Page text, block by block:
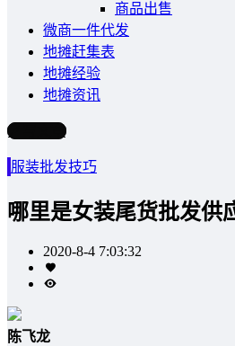
商品出售
微商一件代发
地摊赶集表
地摊经验
地摊资讯
写文章
服装批发技巧
哪里是女装尾货批发供
2020-8-4 7:03:32
陈飞龙